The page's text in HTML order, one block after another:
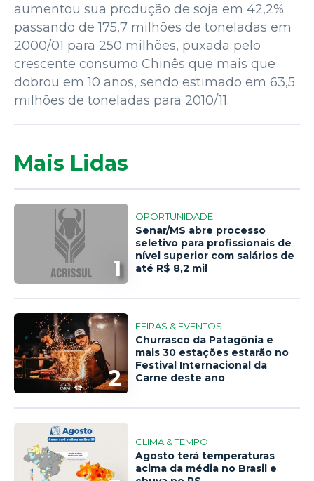
aumentou sua produção de soja em 42,2%
passando de 175,7 milhões de toneladas em
2000/01 para 250 milhões, puxada pelo
crescente consumo Chinês que mais que
dobrou em 10 anos, sendo estimado em 63,5
milhões de toneladas para 2010/11.
Mais Lidas
1
OPORTUNIDADE
Senar/MS abre processo
seletivo para profissionais de
nível superior com salários de
até R$ 8,2 mil
2
FEIRAS & EVENTOS
Churrasco da Patagônia e
mais 30 estações estarão no
Festival Internacional da
Carne deste ano
CLIMA & TEMPO
Agosto terá temperaturas
acima da média no Brasil e